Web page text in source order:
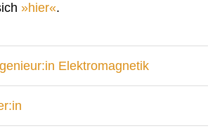
hier .
Elektromagnetik